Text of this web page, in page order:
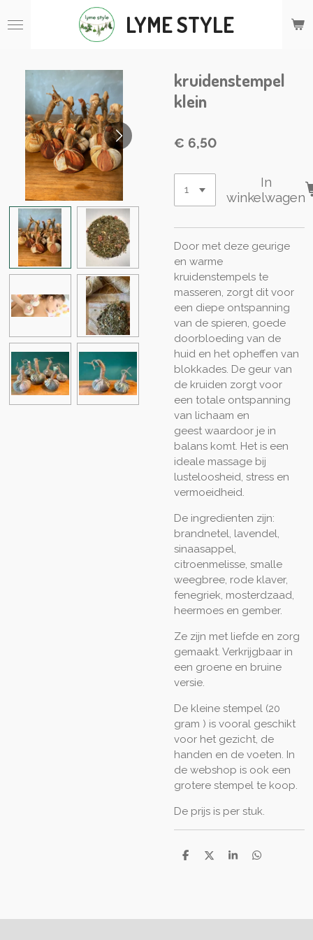
direct
hoofdinhoud
LYME STYLE
kruidenstempel
klein
€ 6,50
In
winkelwagen
Door met deze geurige
en warme
kruidenstempels te
masseren, zorgt dit voor
een diepe ontspanning
van de spieren, goede
doorbloeding van de
huid en het opheffen van
blokkades. De geur van
de kruiden zorgt voor
een totale ontspanning
van lichaam en
geest waardoor je in
balans komt. Het is een
ideale massage bij
lusteloosheid, stress en
vermoeidheid.
De ingredienten zijn:
brandnetel, lavendel,
sinaasappel,
citroenmelisse, smalle
weegbree, rode klaver,
fenegriek, mosterdzaad,
heermoes en gember.
Ze zijn met liefde en zorg
gemaakt. Verkrijgbaar in
een groene en bruine
versie.
De kleine stempel (20
gram ) is vooral geschikt
voor het gezicht, de
handen en de voeten. In
de webshop is ook een
grotere stempel te koop.
De prijs is per stuk.
D
D
S
D